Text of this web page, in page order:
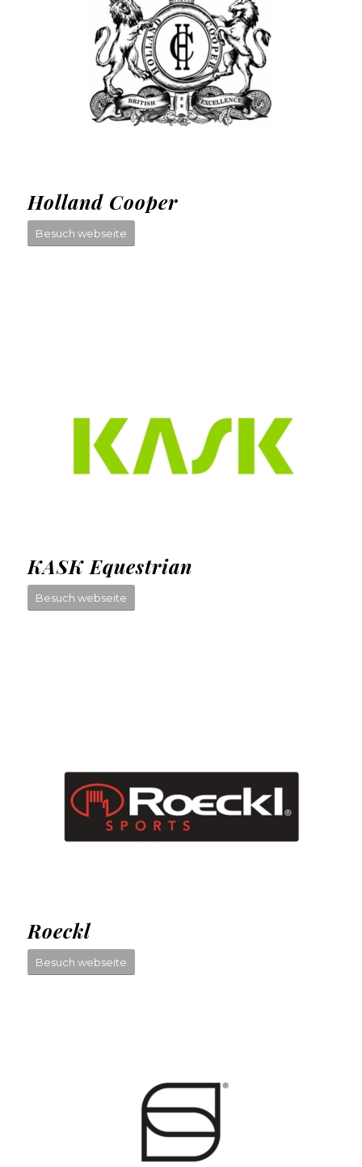
Holland Cooper
Besuch webseite
KASK Equestrian
Besuch webseite
Roeckl
Besuch webseite